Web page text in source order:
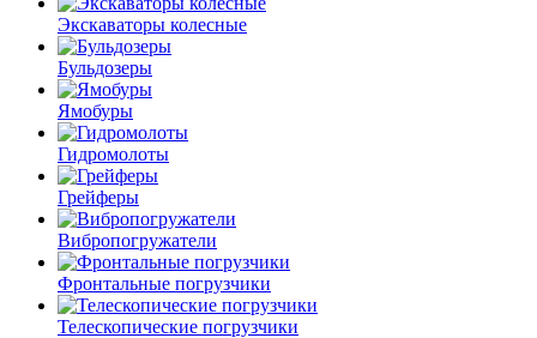
Экскаваторы колесные
Бульдозеры
Ямобуры
Гидромолоты
Грейферы
Вибро­погружатели
Фронтальные погрузчики
Телескопические погрузчики